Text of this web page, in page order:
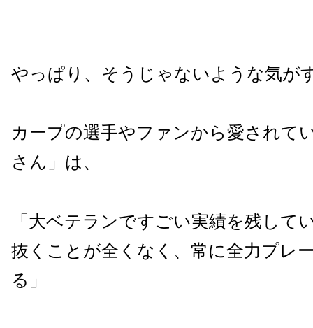
やっぱり、そうじゃないような気が
カープの選手やファンから愛されて
さん」は、
「大ベテランですごい実績を残して
抜くことが全くなく、常に全力プレ
る」